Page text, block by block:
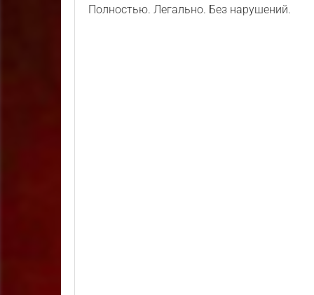
Полностью. Легально. Без нарушений.